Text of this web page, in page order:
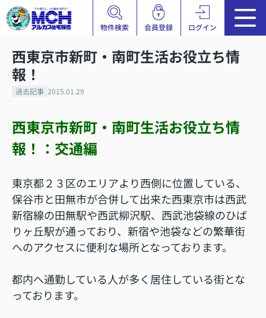
物件検索 会員登録 ログイン
西東京市新町・南町生活お役立ち情
報！
過去記事 2015.01.29
西東京市新町・南町生活お役立ち情
報！：交通編
東京都２３区のエリアより西側に位置している、
保谷市と田無市が合併して出来た西東京市は西武
新宿線の田無駅や西武柳沢駅、西武池袋線のひば
りヶ丘駅が通っており、新宿や池袋などの繁華街
へのアクセスに便利な場所となっております。
都内へ通勤している人が多く居住している街とな
っております。